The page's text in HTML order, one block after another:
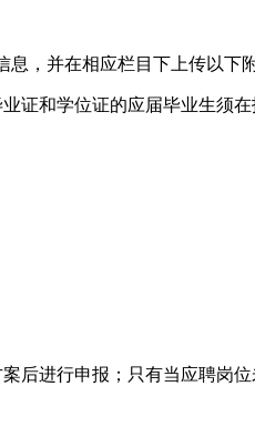
息，并在相应栏目下上传以下
证和学位证的应届毕业生须
后进行申报；只有当应聘岗